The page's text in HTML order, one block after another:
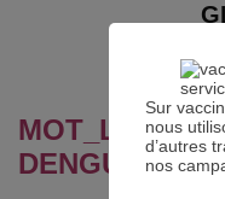
PARTAGER
DENGUE
Sur
nous
d’autres
nos